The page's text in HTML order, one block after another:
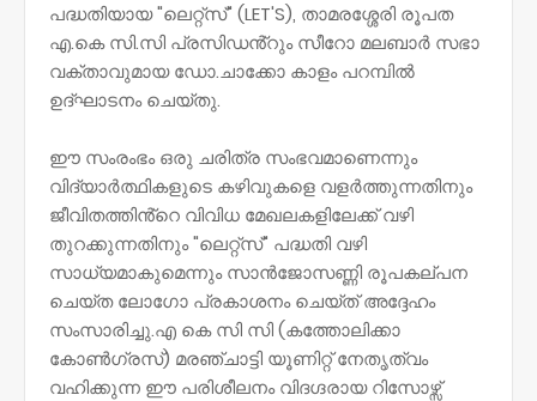
പദ്ധതിയായ "ലെറ്റ്സ്" (LET'S), താമരശ്ശേരി രൂപത
എ.കെ സി.സി പ്രസിഡൻ്റും സീറോ മലബാർ സഭാ
വക്താവുമായ ഡോ.ചാക്കോ കാളം പറമ്പിൽ
ഉദ്ഘാടനം ചെയ്തു.
ഈ സംരംഭം ഒരു ചരിത്ര സംഭവമാണെന്നും
വിദ്യാർത്ഥികളുടെ കഴിവുകളെ വളർത്തുന്നതിനും
ജീവിതത്തിൻ്റെ വിവിധ മേഖലകളിലേക്ക് വഴി
തുറക്കുന്നതിനും "ലെറ്റ്സ്" പദ്ധതി വഴി
സാധ്യമാകുമെന്നും സാൻജോസണ്ണി രൂപകല്പന
ചെയ്ത ലോഗോ പ്രകാശനം ചെയ്ത് അദ്ദേഹം
സംസാരിച്ചു.എ കെ സി സി (കത്തോലിക്കാ
കോൺഗ്രസ്) മരഞ്ചാട്ടി യൂണിറ്റ് നേതൃത്വം
വഹിക്കുന്ന ഈ പരിശീലനം വിദഗ്ദരായ റിസോഴ്സ്